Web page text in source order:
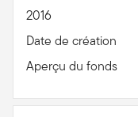
2016
Date de création
Aperçu du fonds